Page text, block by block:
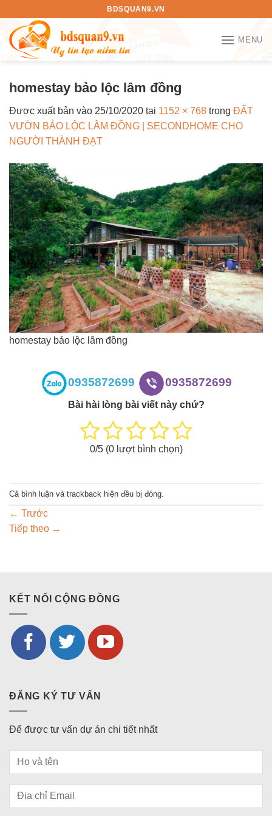
nội
dung
BDSQUAN9.VN
MENU
homestay bảo lộc lâm đồng
Được xuất bản vào 25/10/2020 tại 1152 × 768 trong ĐẤT
VƯỜN BẢO LỘC LÂM ĐỒNG | SECONDHOME CHO
NGƯỜI THÀNH ĐẠT
homestay bảo lộc lâm đồng
0935872699 0935872699
Bài hài lòng bài viết này chứ?
0/5 (0lượt bình chọn)
Cả bình luận và trackback hiện đều bị đóng.
← Trước
Tiếp theo →
KẾT NỐI CỘNG ĐỒNG
ĐĂNG KÝ TƯ VẤN
Để được tư vấn dự án chi tiết nhất